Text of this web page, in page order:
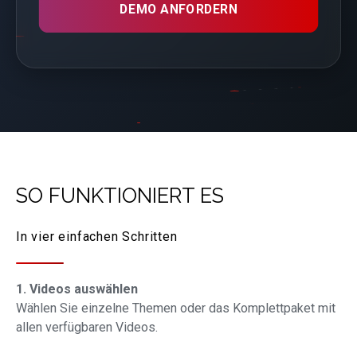
DEMO ANFORDERN
SO FUNKTIONIERT ES
In vier einfachen Schritten
1. Videos auswählen
Wählen Sie einzelne Themen oder das Komplettpaket mit
allen verfügbaren Videos.